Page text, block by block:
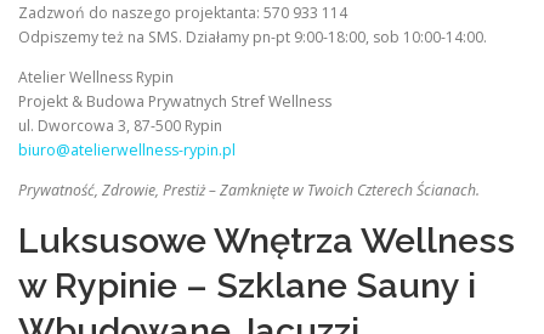
Zadzwoń do naszego projektanta: 570 933 114
Odpiszemy też na SMS. Działamy pn-pt 9:00-18:00, sob 10:00-14:00.
Atelier Wellness Rypin
Projekt & Budowa Prywatnych Stref Wellness
ul. Dworcowa 3, 87-500 Rypin
biuro@atelierwellness-rypin.pl
Prywatność, Zdrowie, Prestiż – Zamknięte w Twoich Czterech Ścianach.
Luksusowe Wnętrza Wellness
w Rypinie – Szklane Sauny i